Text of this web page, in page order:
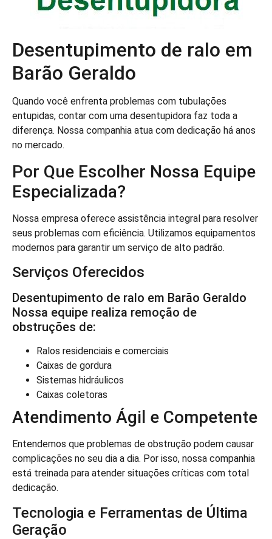
Desentupimento de ralo em
Barão Geraldo
Quando você enfrenta problemas com tubulações
entupidas, contar com uma desentupidora faz toda a
diferença. Nossa companhia atua com dedicação há anos
no mercado.
Por Que Escolher Nossa Equipe
Especializada?
Nossa empresa oferece assistência integral para resolver
seus problemas com eficiência. Utilizamos equipamentos
modernos para garantir um serviço de alto padrão.
Serviços Oferecidos
Desentupimento de ralo em Barão Geraldo
Nossa equipe realiza remoção de
obstruções de:
Ralos residenciais e comerciais
Caixas de gordura
Sistemas hidráulicos
Caixas coletoras
Atendimento Ágil e Competente
Entendemos que problemas de obstrução podem causar
complicações no seu dia a dia. Por isso, nossa companhia
está treinada para atender situações críticas com total
dedicação.
Tecnologia e Ferramentas de Última
Geração